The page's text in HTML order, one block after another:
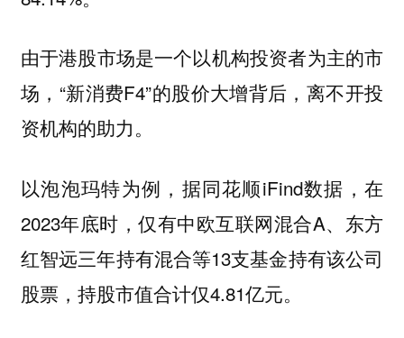
由于港股市场是一个以机构投资者为主的市
场，“新消费F4”的股价大增背后，离不开投
资机构的助力。
以泡泡玛特为例，据同花顺iFind数据，在
2023年底时，仅有中欧互联网混合A、东方
红智远三年持有混合等13支基金持有该公司
股票，持股市值合计仅4.81亿元。